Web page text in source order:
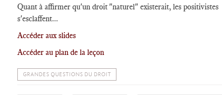
Quant à affirmer qu'un droit "naturel" existerait, les positivistes
s'esclaffent...
Accéder aux slides
Accéder au plan de la leçon
GRANDES QUESTIONS DU DROIT